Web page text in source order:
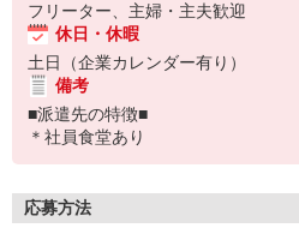
フリーター、主婦・主夫歓迎
休日・休暇
土日（企業カレンダー有り）
備考
■派遣先の特徴■
＊社員食堂あり
応募方法